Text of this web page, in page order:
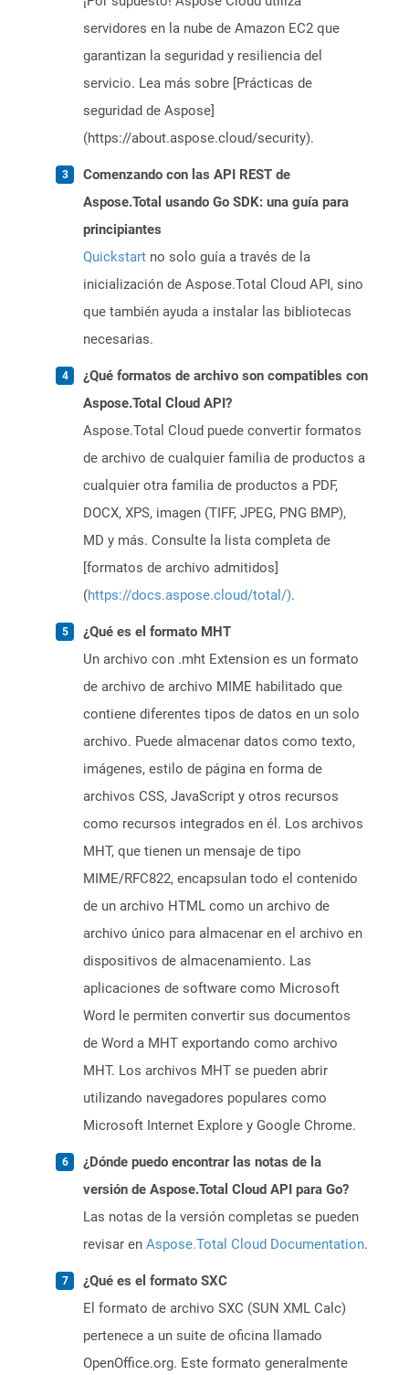
servidores en la nube de Amazon EC2 que
garantizan la seguridad y resiliencia del
servicio. Lea más sobre [Prácticas de
seguridad de Aspose]
(https://about.aspose.cloud/security).
Comenzando con las API REST de
Aspose.Total usando Go SDK: una guía para
principiantes
Quickstart no solo guía a través de la
inicialización de Aspose.Total Cloud API, sino
que también ayuda a instalar las bibliotecas
necesarias.
¿Qué formatos de archivo son compatibles con
Aspose.Total Cloud API?
Aspose.Total Cloud puede convertir formatos
de archivo de cualquier familia de productos a
cualquier otra familia de productos a PDF,
DOCX, XPS, imagen (TIFF, JPEG, PNG BMP),
MD y más. Consulte la lista completa de
[formatos de archivo admitidos]
(https://docs.aspose.cloud/total/).
¿Qué es el formato MHT
Un archivo con .mht Extension es un formato
de archivo de archivo MIME habilitado que
contiene diferentes tipos de datos en un solo
archivo. Puede almacenar datos como texto,
imágenes, estilo de página en forma de
archivos CSS, JavaScript y otros recursos
como recursos integrados en él. Los archivos
MHT, que tienen un mensaje de tipo
MIME/RFC822, encapsulan todo el contenido
de un archivo HTML como un archivo de
archivo único para almacenar en el archivo en
dispositivos de almacenamiento. Las
aplicaciones de software como Microsoft
Word le permiten convertir sus documentos
de Word a MHT exportando como archivo
MHT. Los archivos MHT se pueden abrir
utilizando navegadores populares como
Microsoft Internet Explore y Google Chrome.
¿Dónde puedo encontrar las notas de la
versión de Aspose.Total Cloud API para Go?
Las notas de la versión completas se pueden
revisar en Aspose.Total Cloud Documentation.
¿Qué es el formato SXC
El formato de archivo SXC (SUN XML Calc)
pertenece a un suite de oficina llamado
OpenOffice.org. Este formato generalmente